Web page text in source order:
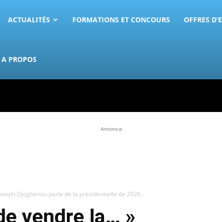
ACTUALITÉS FORMATIONS ET CONCOURS OFFRES
A PROPOS
Annonce
Djogbénou parle de la présidentielle de 2026...
vendre la… »